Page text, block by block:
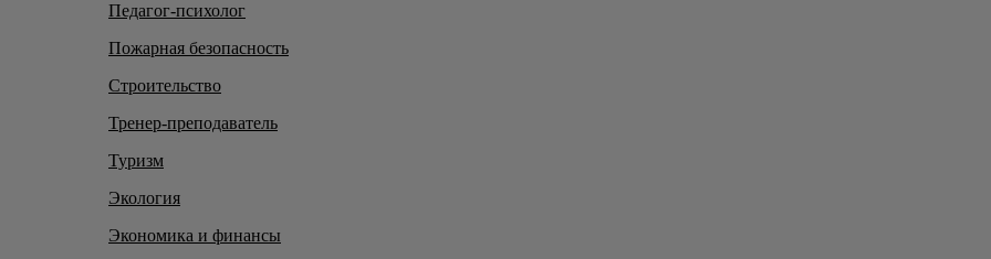
Педагог-психолог
Пожарная безопасность
Строительство
Тренер-преподаватель
Туризм
Экология
Экономика и финансы